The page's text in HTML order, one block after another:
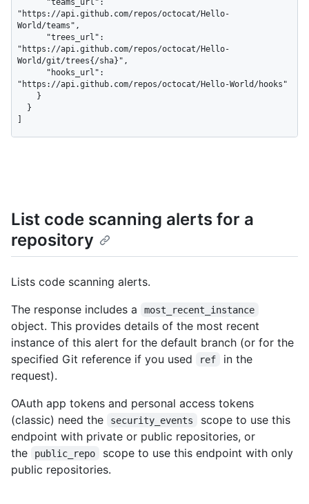
List code scanning alerts for a
repository
Lists code scanning alerts.
The response includes a
most_recent_instance
object. This provides details of the most recent
instance of this alert for the default branch (or for the
specified Git reference if you used
ref
in the
request).
OAuth app tokens and personal access tokens
(classic) need the
security_events
scope to use this
endpoint with private or public repositories, or
the
public_repo
scope to use this endpoint with only
public repositories.